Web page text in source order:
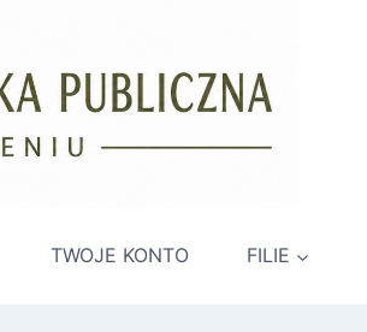
TWOJE KONTO FILIE